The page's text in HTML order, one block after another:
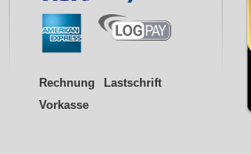
Rechnung
Lastschrift
Vorkasse